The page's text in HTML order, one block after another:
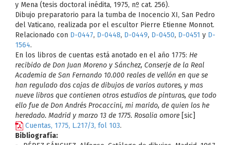
y Mena (tesis doctoral inédita, 1975, nº cat. 256).
Dibujo preparatorio para la tumba de Inocencio XI, San Pedro
del Vaticano, realizada por el escultor Pierre Etienne Monnot.
Relacionado con D-0447, D-0448, D-0449, D-0450, D-0451 y D-
1564.
En los libros de cuentas está anotado en el año 1775: He
recibido de Don Juan Moreno y Sánchez, Conserje de la Real
Academia de San Fernando 10.000 reales de vellón en que se
han regulado dos cajas de dibujos de varios autores, y mas
nueve libros que contienen otros estudios de pinturas, que todo
ello fue de Don Andrés Procaccini, mi marido, de quien los he
heredado. Madrid y marzo 13 de 1775. Rosalia omore [sic]
Cuentas, 1775, L.217/3, fol 103.
Bibliografía: